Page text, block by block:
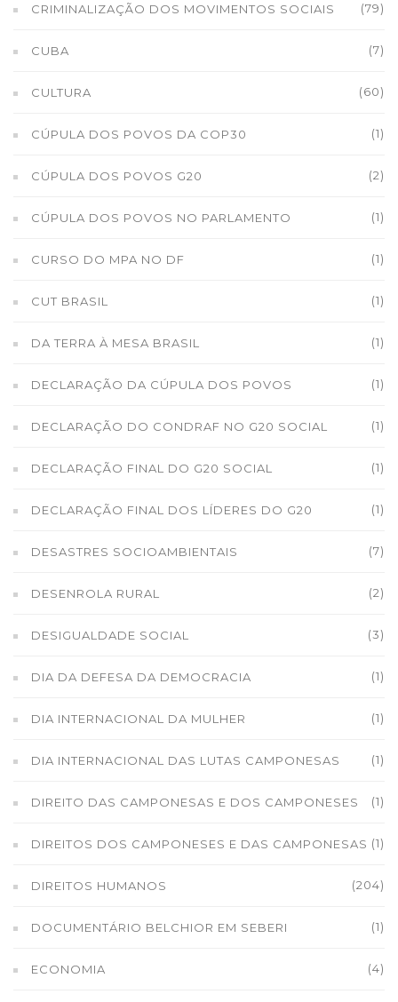
CRIMINALIZAÇÃO DOS MOVIMENTOS SOCIAIS (79)
CUBA (7)
CULTURA (60)
CÚPULA DOS POVOS DA COP30 (1)
CÚPULA DOS POVOS G20 (2)
CÚPULA DOS POVOS NO PARLAMENTO (1)
CURSO DO MPA NO DF (1)
CUT BRASIL (1)
DA TERRA À MESA BRASIL (1)
DECLARAÇÃO DA CÚPULA DOS POVOS (1)
DECLARAÇÃO DO CONDRAF NO G20 SOCIAL (1)
DECLARAÇÃO FINAL DO G20 SOCIAL (1)
DECLARAÇÃO FINAL DOS LÍDERES DO G20 (1)
DESASTRES SOCIOAMBIENTAIS (7)
DESENROLA RURAL (2)
DESIGUALDADE SOCIAL (3)
DIA DA DEFESA DA DEMOCRACIA (1)
DIA INTERNACIONAL DA MULHER (1)
DIA INTERNACIONAL DAS LUTAS CAMPONESAS (1)
DIREITO DAS CAMPONESAS E DOS CAMPONESES (1)
DIREITOS DOS CAMPONESES E DAS CAMPONESAS (1)
DIREITOS HUMANOS (204)
DOCUMENTÁRIO BELCHIOR EM SEBERI (1)
ECONOMIA (4)